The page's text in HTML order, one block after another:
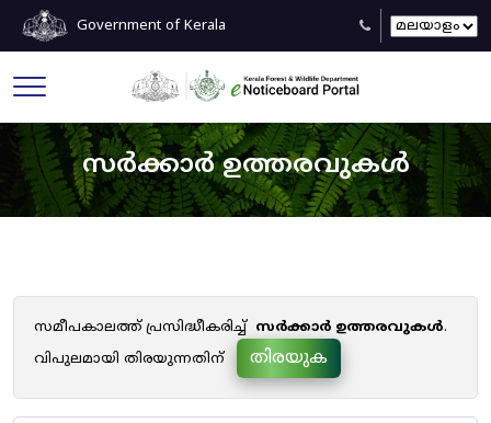
Government of Kerala
സർക്കാർ ഉത്തരവുകൾ
സമീപകാലത്ത് പ്രസിദ്ധീകരിച്ച് സർക്കാർ ഉത്തരവുകൾ.
വിപുലമായി തിരയുന്നതിന്
തിരയുക